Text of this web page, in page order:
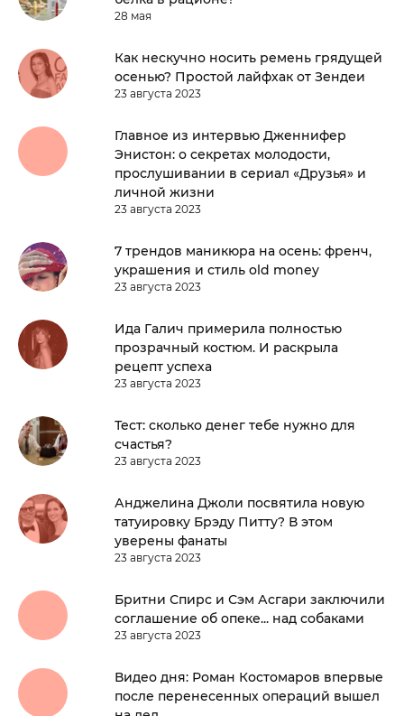
28 мая
Как нескучно носить ремень грядущей
осенью? Простой лайфхак от Зендеи
23 августа 2023
Главное из интервью Дженнифер
Энистон: о секретах молодости,
прослушивании в сериал «Друзья» и
личной жизни
23 августа 2023
7 трендов маникюра на осень: френч,
украшения и стиль old money
23 августа 2023
Ида Галич примерила полностью
прозрачный костюм. И раскрыла
рецепт успеха
23 августа 2023
Тест: сколько денег тебе нужно для
счастья?
23 августа 2023
Анджелина Джоли посвятила новую
татуировку Брэду Питту? В этом
уверены фанаты
23 августа 2023
Бритни Спирс и Сэм Асгари заключили
соглашение об опеке... над собаками
23 августа 2023
Видео дня: Роман Костомаров впервые
после перенесенных операций вышел